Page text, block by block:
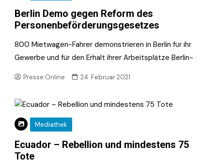
Berlin Demo gegen Reform des
Personenbeförderungsgesetzes
800 Mietwagen-Fahrer demonstrieren in Berlin für ihr
Gewerbe und für den Erhalt ihrer Arbeitsplätze Berlin-
Presse.Online 24. Februar 2021
Mediathek
Ecuador – Rebellion und mindestens 75
Tote